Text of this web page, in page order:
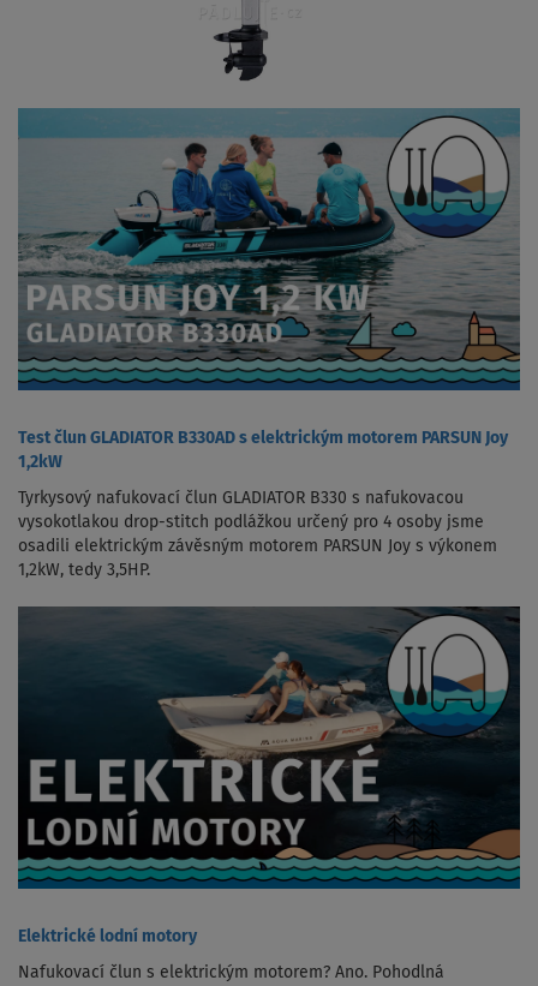
Test člun GLADIATOR B330AD s elektrickým motorem PARSUN Joy
1,2kW
Tyrkysový nafukovací člun GLADIATOR B330 s nafukovacou
vysokotlakou drop-stitch podlážkou určený pro 4 osoby jsme
osadili elektrickým závěsným motorem PARSUN Joy s výkonem
1,2kW, tedy 3,5HP.
Elektrické lodní motory
Nafukovací člun s elektrickým motorem? Ano. Pohodlná